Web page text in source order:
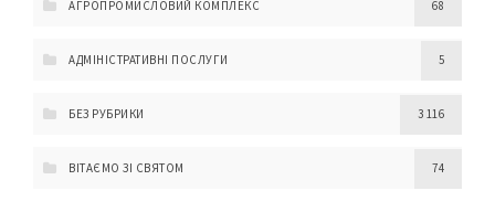
АГРОПРОМИСЛОВИЙ КОМПЛЕКС 68
АДМІНІСТРАТИВНІ ПОСЛУГИ 5
БЕЗ РУБРИКИ 3 116
ВІТАЄМО ЗІ СВЯТОМ 74